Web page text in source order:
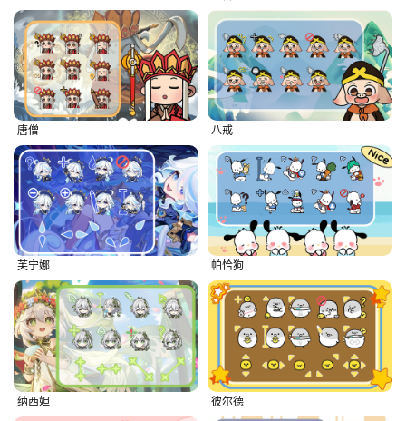
唐僧 八戒
芙宁娜 帕恰狗
纳西妲 彼尔德